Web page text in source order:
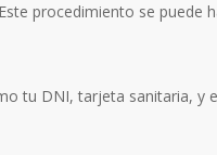
procedimiento se puede
tu DNI, tarjeta sanitaria,